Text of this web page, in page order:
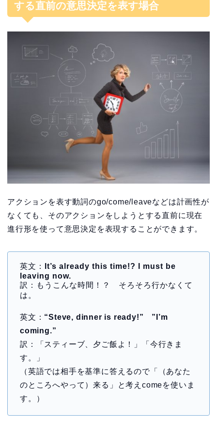
する直前の意思決定を表す場合
アクションを表す動詞のgo/come/leaveなどは計画性が
なくても、そのアクションをしようとする直前に現在
進行形を使って意思決定を表現することができます。
英文：
It’s already this time!? I must be
leaving now.
訳：もうこんな時間！？ そろそろ行かなくて
は。
英文： “Steve, dinner is ready!” ”I’m
coming.”
訳：「スティーブ、夕ご飯よ！」「今行きま
す。」
（英語では相手を基準に答えるので「（あなた
のところへやって）来る」と考えcomeを使いま
す。）